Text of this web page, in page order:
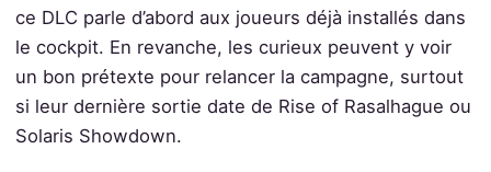
ce DLC parle d’abord aux joueurs déjà installés dans
le cockpit. En revanche, les curieux peuvent y voir
un bon prétexte pour relancer la campagne, surtout
si leur dernière sortie date de Rise of Rasalhague ou
Solaris Showdown.